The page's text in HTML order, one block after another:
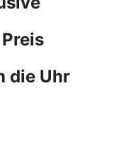
die Uhr